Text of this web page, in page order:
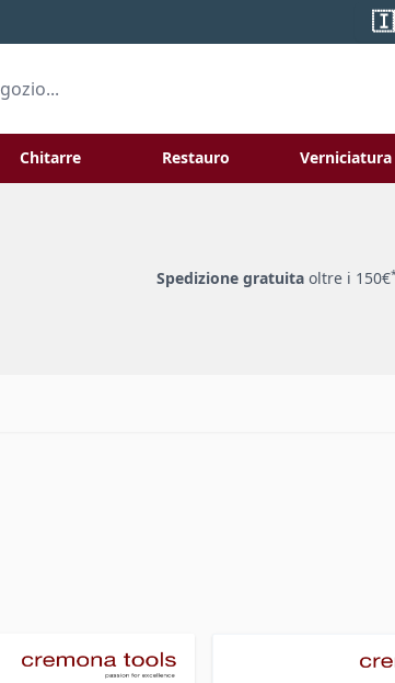
Chitarre Restauro
Toggle
Verniciatura
Spedizione gratuitaoltre i 150€